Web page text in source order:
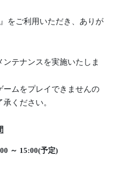
をご利用いただき、ありが
ンテナンスを実施いたしま
ームをプレイできませんの
ください。
～ 15:00(予定)